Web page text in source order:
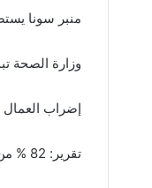
منبر سونا
وزارة الصحة
إضراب العمال
تقرير: 82 % من الشركات خارج المالية.. اقتصاد السودان مهدد بالانهيار*